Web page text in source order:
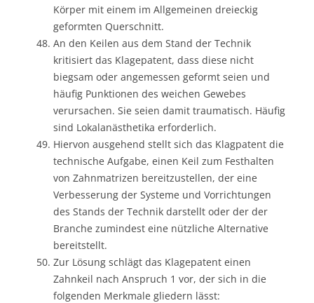
Körper mit einem im Allgemeinen dreieckig
geformten Querschnitt.
An den Keilen aus dem Stand der Technik
kritisiert das Klagepatent, dass diese nicht
biegsam oder angemessen geformt seien und
häufig Punktionen des weichen Gewebes
verursachen. Sie seien damit traumatisch. Häufig
sind Lokalanästhetika erforderlich.
Hiervon ausgehend stellt sich das Klagpatent die
technische Aufgabe, einen Keil zum Festhalten
von Zahnmatrizen bereitzustellen, der eine
Verbesserung der Systeme und Vorrichtungen
des Stands der Technik darstellt oder der der
Branche zumindest eine nützliche Alternative
bereitstellt.
Zur Lösung schlägt das Klagepatent einen
Zahnkeil nach Anspruch 1 vor, der sich in die
folgenden Merkmale gliedern lässt: